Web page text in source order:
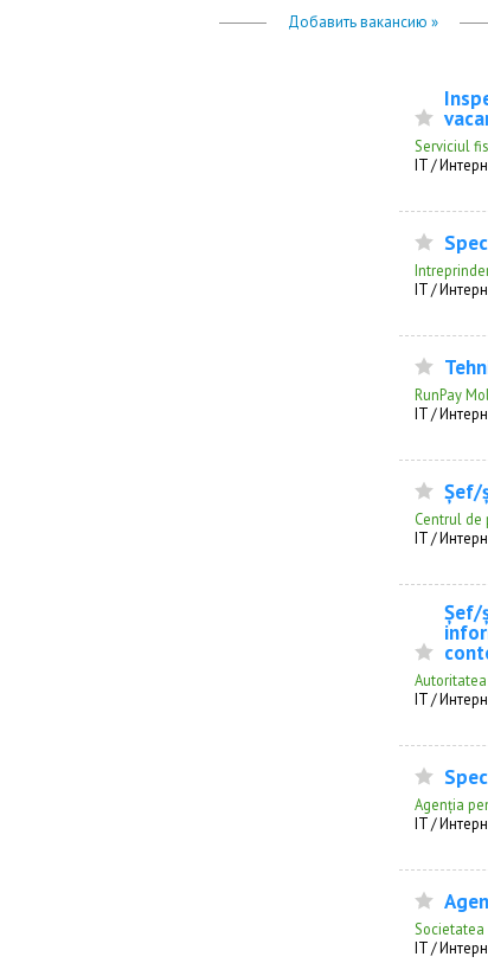
Добавить вакансию »
Serviciul
IT /
IT /
RunPay
IT /
Șef/
Centrul de
IT /
Șef/
IT /
Agenția
IT /
IT /